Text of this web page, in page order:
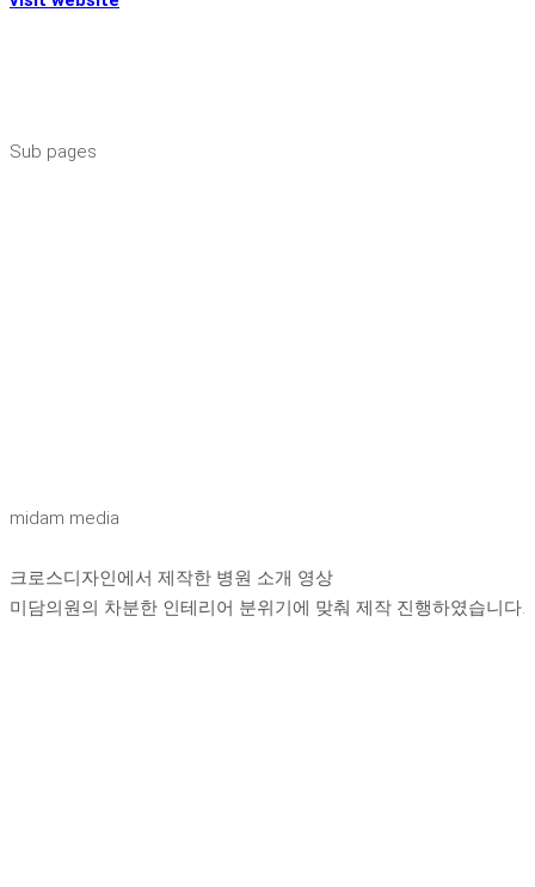
Sub pages
midam media
크로스디자인에서 제작한 병원 소개 영상
미담의원의 차분한 인테리어 분위기에 맞춰 제작 진행하였습니다.